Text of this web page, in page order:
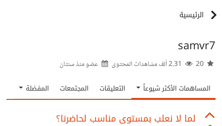
الرئيسية
samvr7
عضو منذسنتان
المساهمات الأكثر شيوعاً التعليقات المجتمعات المفضلة
لما لا نعلب بمستوى مناسب لحاضرنا؟